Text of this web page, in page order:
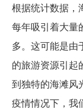
根据统计数据，
每年吸引着大量
多。这可能是由
的旅游资源引起
到独特的海滩风
疫情情况下，我